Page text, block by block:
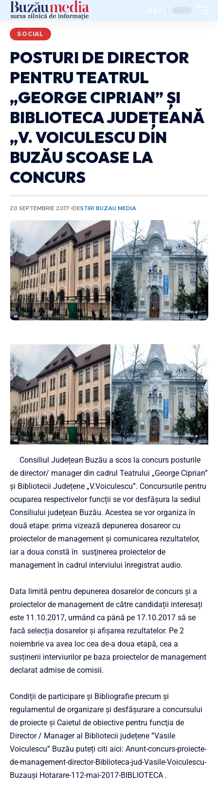
Aa
SOCIAL
POSTURI DE DIRECTOR
PENTRU TEATRUL
„GEORGE CIPRIAN” ȘI
BIBLIOTECA JUDEȚEANĂ
„V. VOICULESCU DIN
BUZĂU SCOASE LA
CONCURS
20 SEPTEMBRIE 2017 DESTIRI BUZAU MEDIA
Consiliul Județean Buzău a scos la concurs posturile
de director/ manager din cadrul Teatrului „George Ciprian”
și Bibliotecii Județene „V.Voiculescu”. Concursurile pentru
ocuparea respectivelor funcții se vor desfăşura la sediul
Consiliului judeţean Buzău. Acestea se vor organiza în
două etape: prima vizează depunerea dosareor cu
proiectelor de management şi comunicarea rezultatelor,
iar a doua constă în susţinerea proiectelor de
management în cadrul interviului înregistrat audio.
Data limită pentru depunerea dosarelor de concurs și a
proiectelor de management de către candidații interesați
este 11.10.2017, urmând ca până pe 17.10.2017 să se
facă selecția dosarelor și afișarea rezultatelor. Pe 2
noiembrie va avea loc cea de-a doua etapă, cea a
susținerii interviurilor pe baza proiectelor de management
declarat admise de comisii.
Condiții de participare și Bibliografie precum și
regulamentul de organizare și desfășurare a concursului
de proiecte și Caietul de obiective pentru funcţia de
Director / Manager al Bibliotecii județene ”Vasile
Voiculescu” Buzău puteți citi aici: Anunt-concurs-proiecte-
de-management-director-Biblioteca-jud-Vasile-Voiculescu-
Buzauși Hotarare-112-mai-2017-BIBLIOTECA .